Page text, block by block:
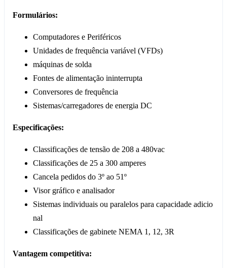
Formulários:
Computadores e Periféricos
Unidades de frequência variável (VFDs)
máquinas de solda
Fontes de alimentação ininterrupta
Conversores de frequência
Sistemas/carregadores de energia DC
Especificações:
Classificações de tensão de 208 a 480vac
Classificações de 25 a 300 amperes
Cancela pedidos do 3º ao 51º
Visor gráfico e analisador
Sistemas individuais ou paralelos para capacidade adicio
nal
Classificações de gabinete NEMA 1, 12, 3R
Vantagem competitiva: